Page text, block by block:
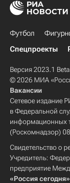
Футбол
Спецпроекты
Версия 2023.1 Beta
© 2026 МИА
Вакансии
Сетевое издание
в Федеральной
информационных
(Роскомнадзор)
Свидетельство о
Учредитель:
предприятие
«Россия сегодня»